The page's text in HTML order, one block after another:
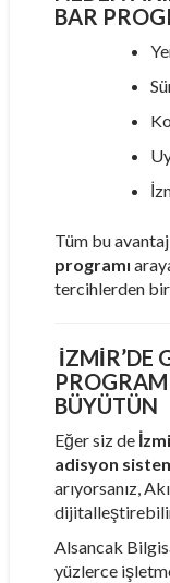
BAR
Tüm bu
programı
tercihlerden
İZMIR’DE
BÜYÜTÜN
Eğer siz de
adisyon
arıyorsanız,
Alsancak
yüzlerce